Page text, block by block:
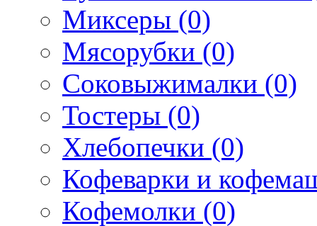
Миксеры (0)
Мясорубки (0)
Соковыжималки (0)
Тостеры (0)
Хлебопечки (0)
Кофеварки и
Кофемолки (0)